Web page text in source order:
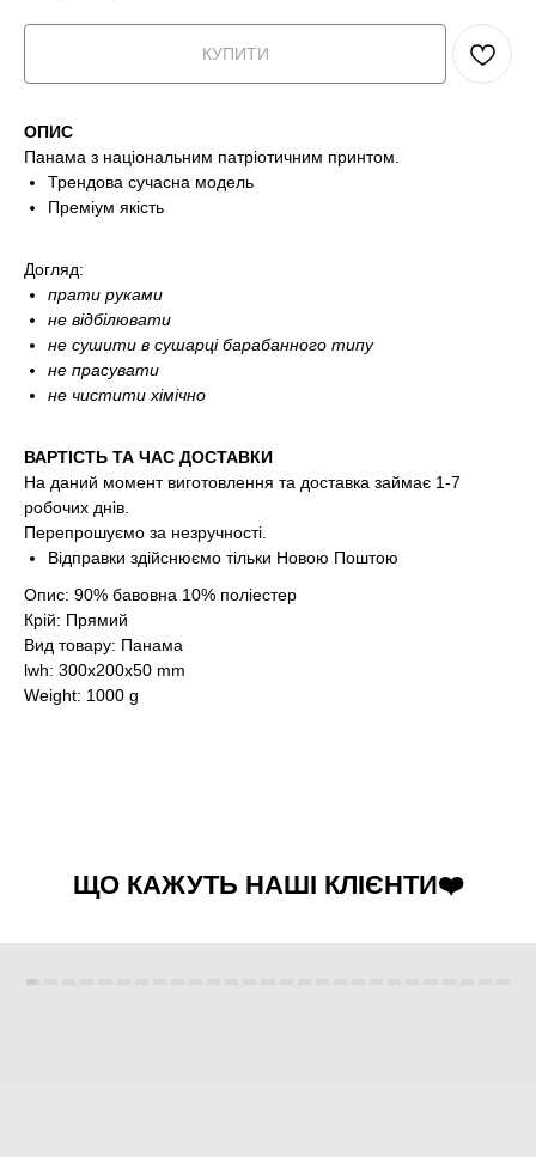
КУПИТИ
ОПИС
Панама з національним патріотичним принтом.
Трендова сучасна модель
Преміум якість
Догляд:
прати руками
не відбілювати
не сушити в сушарці барабанного типу
не прасувати
не чистити хімічно
ВАРТІСТЬ ТА ЧАС ДОСТАВКИ
На даний момент виготовлення та доставка займає 1-7
робочих днів.
Перепрошуємо за незручності.
Відправки здійснюємо тільки Новою Поштою
Опис: 90% бавовна 10% поліестер
Крій: Прямий
Вид товару: Панама
lwh: 300x200x50 mm
Weight: 1000 g
ЩО КАЖУТЬ НАШІ КЛІЄНТИ❤️